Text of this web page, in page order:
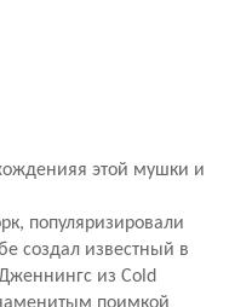
этой мушки и
популяризировали
создал известный в
из Cold